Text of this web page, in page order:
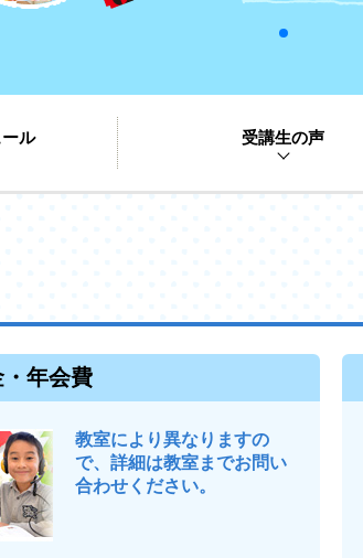
ル 受講生の声
・年会費
教室により異なりますの
で、詳細は教室までお問い
合わせください。